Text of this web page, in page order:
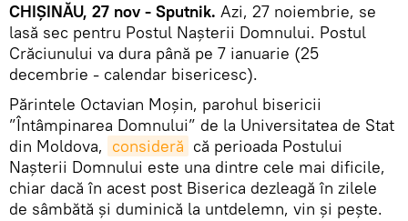
CHIȘINĂU, 27 nov - Sputnik. Azi, 27 noiembrie, se
lasă sec pentru Postul Nașterii Domnului. Postul
Crăciunului va dura până pe 7 ianuarie (25
decembrie - calendar bisericesc).
Părintele Octavian Moșin, parohul bisericii
”Întâmpinarea Domnului” de la Universitatea de Stat
din Moldova, consideră că perioada Postului
Nașterii Domnului este una dintre cele mai dificile,
chiar dacă în acest post Biserica dezleagă în zilele
de sâmbătă și duminică la untdelemn, vin și pește.